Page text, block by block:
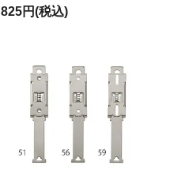
825円(税込)